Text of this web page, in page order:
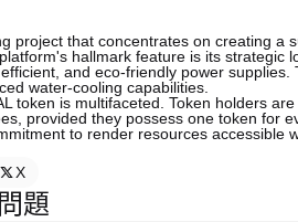
project that concentrates on creating
hallmark feature is its strategic
and eco-friendly power
water-cooling capabilities.
token is multifaceted. Token holders
provided they possess one token for
to render resources
X
題